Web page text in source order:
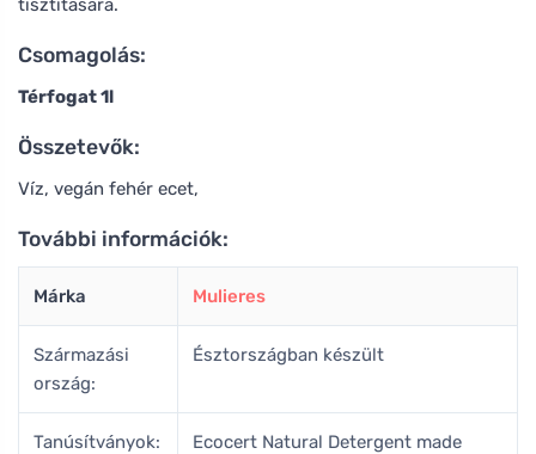
tisztítására.
Csomagolás:
Térfogat 1l
Összetevők:
Víz, vegán fehér ecet,
További információk:
Márka Mulieres
Származási
ország:
Észtországban készült
Tanúsítványok:
Ecocert Natural Detergent made